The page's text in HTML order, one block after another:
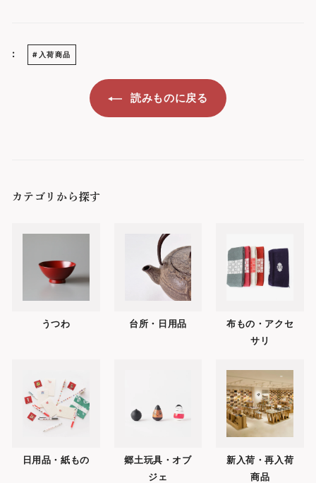
: #入荷商品
読みものに戻る
カテゴリから探す
うつわ 台所・日用品
布もの・アクセ
サリ
日用品・紙もの
郷土玩具・オブ
ジェ
新入荷・再入荷
商品